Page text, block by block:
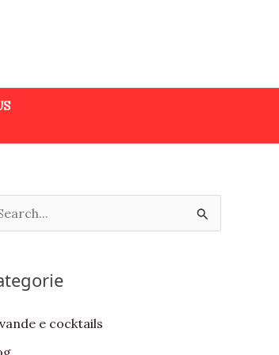
e cocktails